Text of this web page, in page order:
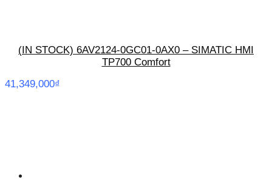
(IN STOCK) 6AV2124-0GC01-0AX0 – SIMATIC HMI
TP700 Comfort
41,349,000₫